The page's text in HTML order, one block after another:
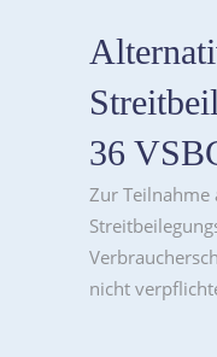
36
Zur Teilnahme
nicht